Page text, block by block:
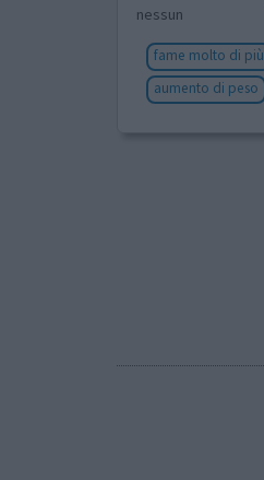
nessun
fame molto di più
aumento di peso